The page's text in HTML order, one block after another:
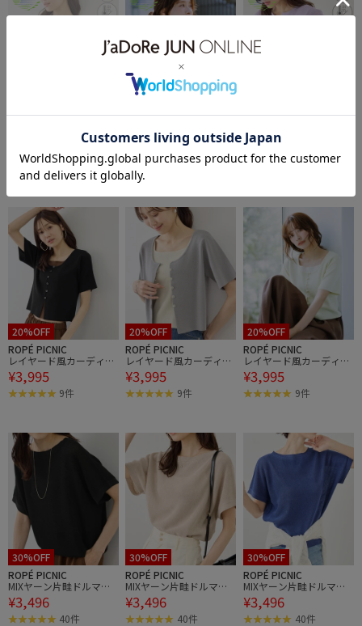
八方映えニット フレンチ
トプルオーバー/UVカッ
ト・イージーケア
¥4,994
22件
八方映えニット フレンチ
スリーブキーネックニッ
トプルオーバー/UVカッ
ト・イージーケア
¥4,994
22件
UVカット
八方映えニット フレンチ
スリーブキーネックニッ
トプルオーバー/UVカッ
¥4,994
22件
20%OFF
ROPÉ PICNIC
レイヤード風カーディガ
ントップス
¥3,995
9件
20%OFF
ROPÉ PICNIC
レイヤード風カーディガ
ントップス
¥3,995
9件
20%OFF
ROPÉ PICNIC
レイヤード風カーディガ
ントップス
¥3,995
9件
30%OFF
ROPÉ PICNIC
MIXヤーン片畦ドルマン
ニットプルオーバー
¥3,496
40件
30%OFF
ROPÉ PICNIC
MIXヤーン片畦ドルマン
ニットプルオーバー
¥3,496
40件
30%OFF
ROPÉ PICNIC
MIXヤーン片畦ドルマン
ニットプルオーバー
¥3,496
40件